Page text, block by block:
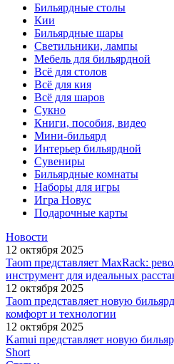
Бильярдные столы
Кии
Бильярдные шары
Светильники, лампы
Мебель для бильярдной
Всё для столов
Всё для кия
Всё для шаров
Сукно
Книги, пособия, видео
Мини-бильярд
Интерьер бильярдной
Сувениры
Бильярдные комнаты
Наборы для игры
Игра Новус
Подарочные карты
Новости
12 октября 2025
Taom представляет MaxRack:
инструмент для идеальных
12 октября 2025
Taom представляет новую
комфорт и технологии
12 октября 2025
Kamui представляет новую
Short